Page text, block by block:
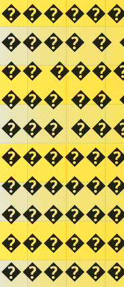
���� �
��
��� ��
���